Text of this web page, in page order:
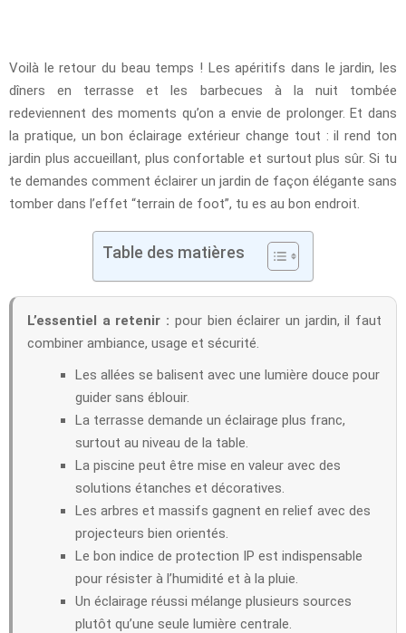
Voilà le retour du beau temps ! Les apéritifs dans le jardin, les
dîners en terrasse et les barbecues à la nuit tombée
redeviennent des moments qu’on a envie de prolonger. Et dans
la pratique, un bon éclairage extérieur change tout : il rend ton
jardin plus accueillant, plus confortable et surtout plus sûr. Si tu
te demandes comment éclairer un jardin de façon élégante sans
tomber dans l’effet “terrain de foot”, tu es au bon endroit.
Table des matières
L’essentiel a retenir : pour bien éclairer un jardin, il faut
combiner ambiance, usage et sécurité.
Les allées se balisent avec une lumière douce pour
guider sans éblouir.
La terrasse demande un éclairage plus franc,
surtout au niveau de la table.
La piscine peut être mise en valeur avec des
solutions étanches et décoratives.
Les arbres et massifs gagnent en relief avec des
projecteurs bien orientés.
Le bon indice de protection IP est indispensable
pour résister à l’humidité et à la pluie.
Un éclairage réussi mélange plusieurs sources
plutôt qu’une seule lumière centrale.